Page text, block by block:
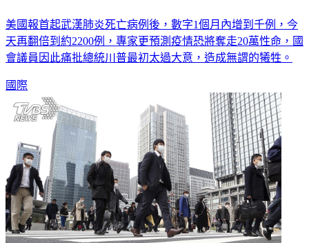
美國報首起武漢肺炎死亡病例後，數字1個月內增到千例，今
天再翻倍到約2200例，專家更預測疫情恐將奪走20萬性命，國
會議員因此痛批總統川普最初太過大意，造成無謂的犧牲。
國際